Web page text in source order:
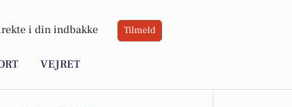
i din indbakke Tilmeld
VEJRET